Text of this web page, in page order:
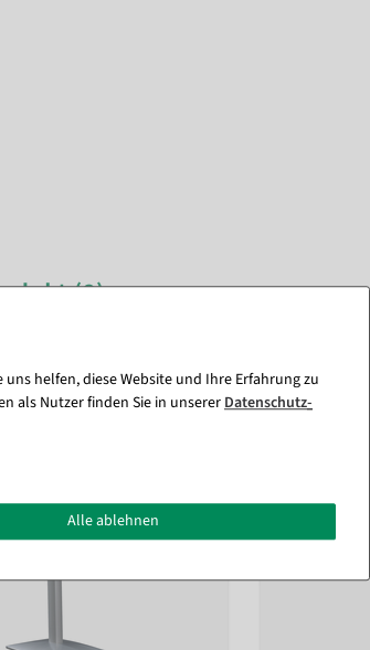
(8)
helfen, diese Website und Ihre Erfahrung zu
als Nutzer finden Sie in unsererDaten­schutz­
Alle ablehnen